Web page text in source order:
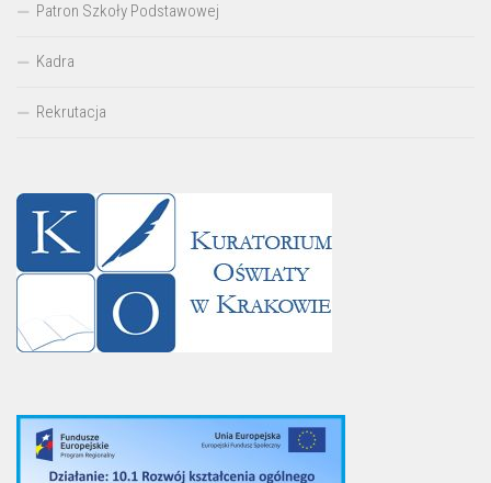
Patron Szkoły Podstawowej
Kadra
Rekrutacja